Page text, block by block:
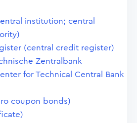
institution; central
(central credit register)
Zentralbank-
for Technical Central Bank
coupon bonds)